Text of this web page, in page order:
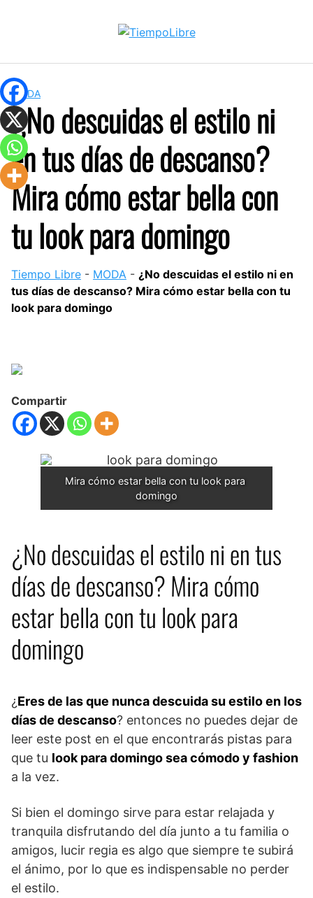
MODA
¿No descuidas el estilo ni
en tus días de descanso?
Mira cómo estar bella con
tu look para domingo
Tiempo Libre - MODA - ¿No descuidas el estilo ni en
tus días de descanso? Mira cómo estar bella con tu
look para domingo
Compartir
Mira cómo estar bella con tu look para
domingo
¿No descuidas el estilo ni en tus
días de descanso? Mira cómo
estar bella con tu look para
domingo
¿Eres de las que nunca descuida su estilo en los
días de descanso? entonces no puedes dejar de
leer este post en el que encontrarás pistas para
que tu look para domingo sea cómodo y fashion
a la vez.
Si bien el domingo sirve para estar relajada y
tranquila disfrutando del día junto a tu familia o
amigos, lucir regia es algo que siempre te subirá
el ánimo, por lo que es indispensable no perder
el estilo.